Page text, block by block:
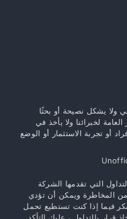
ولا يشكل نصيحة أو بحثًا
لخبرائنا ولا يأخذ في
أو تجربة الاستثمار أو الوضع
التي تقدمها الشركة
المخاطرة ويمكن أن تؤدي
فيما إذا كنت تستطيع تحمل